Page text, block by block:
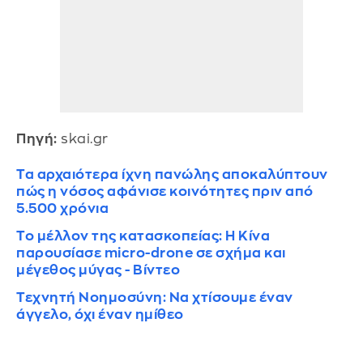
Πηγή: skai.gr
Τα αρχαιότερα ίχνη πανώλης αποκαλύπτουν
πώς η νόσος αφάνισε κοινότητες πριν από
5.500 χρόνια
Το μέλλον της κατασκοπείας: Η Κίνα
παρουσίασε micro-drone σε σχήμα και
μέγεθος μύγας - Βίντεο
Τεχνητή Νοημοσύνη: Να χτίσουμε έναν
άγγελο, όχι έναν ημίθεο